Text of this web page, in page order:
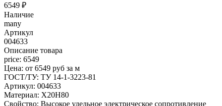
6549 ₽
Наличие
many
Артикул
004633
Описание товара
price: 6549
Цена: от 6549 руб за м
ГОСТ/ТУ: ТУ 14-1-3223-81
Артикул: 004633
Материал: Х20Н80
Свойство: Высокое удельное электрическое сопротивление